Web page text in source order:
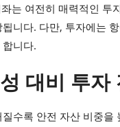
는 여전히 매력적인 투
니다. 다만, 투자에는
니다.
대비 투자
수록 안전 자산 비중을